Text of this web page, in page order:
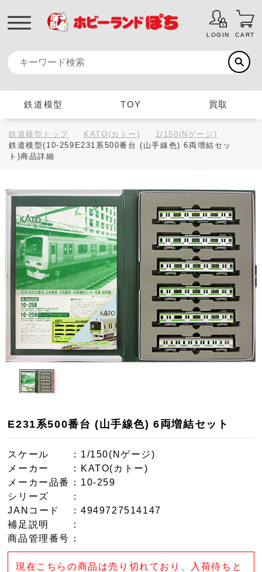
LOGIN CART
鉄道模型 TOY 買取
鉄道模型トップ KATO(カトー)
1/150(Nゲージ)
鉄道模型(10-259E231系500番台 (山手線色) 6両増結セッ
ト)商品詳細
E231系500番台 (山手線色) 6両増結セット
スケール
：1/150(Nゲージ)
メーカー
：KATO(カトー)
メーカー品番
：10-259
シリーズ
：
JANコード
：4949727514147
補足説明
：
商品管理番号 ：
現在こちらの商品は売り切れており、入荷待ちと